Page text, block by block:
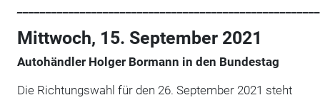
Mittwoch, 15. September 2021
Autohändler Holger Bormann in den Bundestag
Die Richtungswahl für den 26. September 2021 steht